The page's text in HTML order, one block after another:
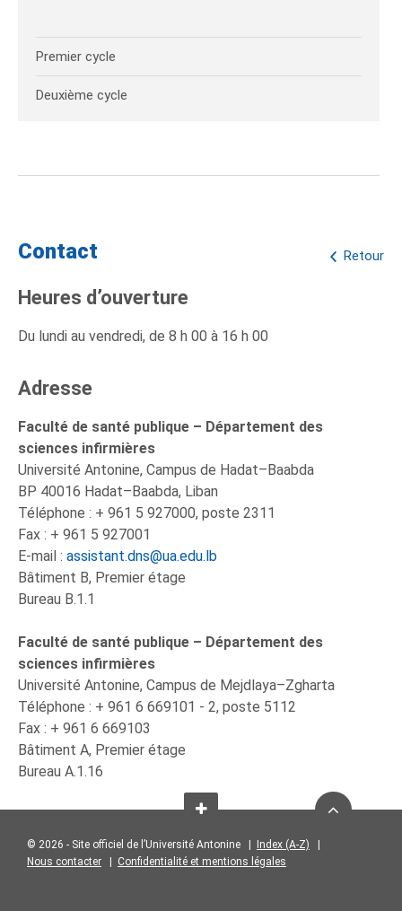
Premier cycle
Deuxième cycle
Retour
Contact
Heures d’ouverture
Du lundi au vendredi, de 8 h 00 à 16 h 00
Adresse
Faculté de santé publique – Département des
sciences infirmières
Université Antonine, Campus de Hadat–Baabda
BP 40016 Hadat–Baabda, Liban
Téléphone : + 961 5 927000, poste 2311
Fax : + 961 5 927001
E-mail : assistant.dns@ua.edu.lb
Bâtiment B, Premier étage
Bureau B.1.1
Faculté de santé publique – Département des
sciences infirmières
Université Antonine, Campus de Mejdlaya–Zgharta
Téléphone : + 961 6 669101 - 2, poste 5112
Fax : + 961 6 669103
Bâtiment A, Premier étage
Bureau A.1.16
© 2026 - Site officiel de l’Université Antonine | Index (A-Z)
Nous contacter
Confidentialité et mentions légales